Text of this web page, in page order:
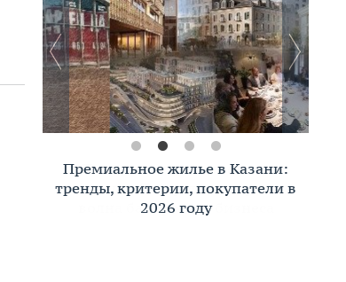
Премиальное жилье в Казани:
тренды, критерии, покупатели в
2026 году